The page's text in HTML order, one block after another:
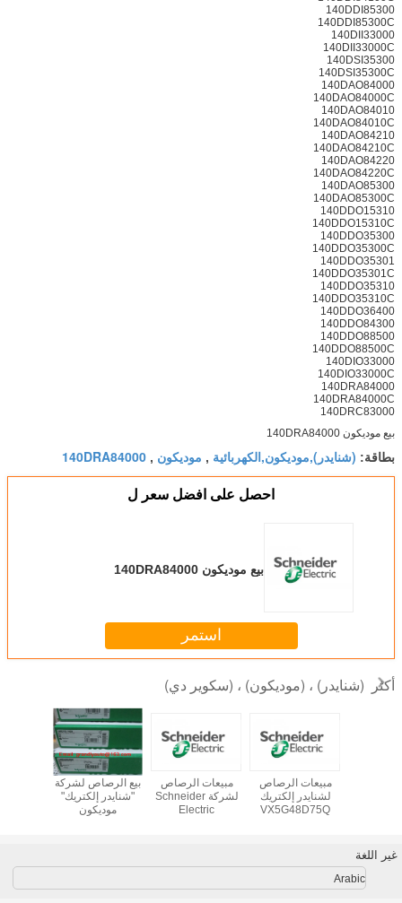
140DDI85300
140DDI85300C
140DII33000
140DII33000C
140DSI35300
140DSI35300C
140DAO84000
140DAO84000C
140DAO84010
140DAO84010C
140DAO84210
140DAO84210C
140DAO84220
140DAO84220C
140DAO85300
140DAO85300C
140DDO15310
140DDO15310C
140DDO35300
140DDO35300C
140DDO35301
140DDO35301C
140DDO35310
140DDO35310C
140DDO36400
140DDO84300
140DDO88500
140DDO88500C
140DIO33000
140DIO33000C
140DRA84000
140DRA84000C
140DRC83000
بيع موديكون 140DRA84000
بطاقة: (شنايدر),موديكون,الكهربائية , موديكون ,
140DRA84000
احصل على افضل سعر ل
بيع موديكون 140DRA84000
استمر
أكثر (شنايدر) ، (موديكون) ، (سكوير دي)
بيع الرصاص لشركة
"شنايدر إلكتريك"
موديكون
مبيعات الرصاص
لشركة Schneider
Electric
مبيعات الرصاص
لشنايدر إلكتريك
VX5G48D75Q
غير اللغة
Arabic